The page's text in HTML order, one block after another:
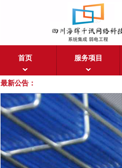
首页 服务项目
最新公告：